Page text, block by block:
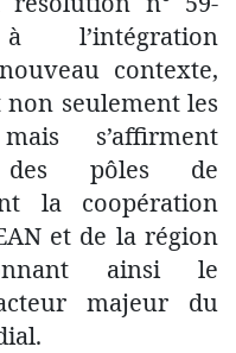
l’intégration
contexte,
seulement les
s’affirment
des pôles de
la coopération
et de la région
ainsi le
majeur du